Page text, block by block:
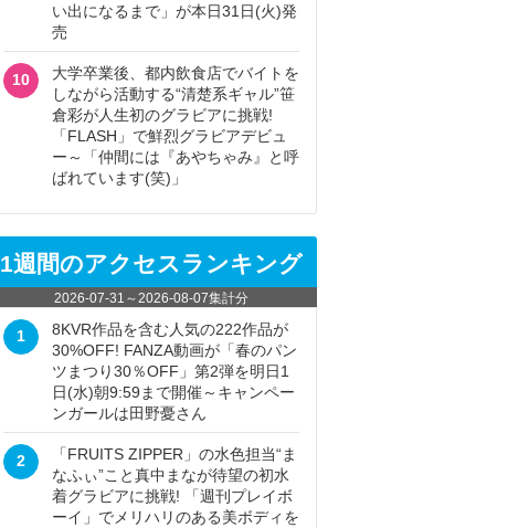
い出になるまで」が本日31日(火)発
売
10
大学卒業後、都内飲食店でバイトを
しながら活動する“清楚系ギャル”笹
倉彩が人生初のグラビアに挑戦!
「FLASH」で鮮烈グラビアデビュ
ー～「仲間には『あやちゃみ』と呼
ばれています(笑)」
1週間のアクセスランキング
2026-07-31 ～2026-08-07集計分
1
8KVR作品を含む人気の222作品が
30%OFF! FANZA動画が「春のパン
ツまつり30％OFF」第2弾を明日1
日(水)朝9:59まで開催～キャンペー
ンガールは田野憂さん
2
「FRUITS ZIPPER」の水色担当“ま
なふぃ”こと真中まなが待望の初水
着グラビアに挑戦! 「週刊プレイボ
ーイ」でメリハリのある美ボディを